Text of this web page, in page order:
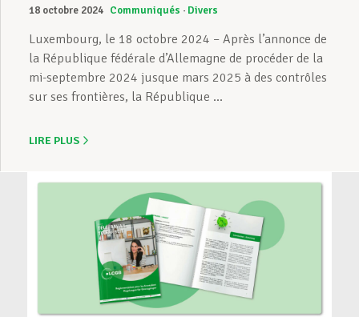
18 octobre 2024 Communiqués Divers
Luxembourg, le 18 octobre 2024 – Après l’annonce de
la République fédérale d’Allemagne de procéder de la
mi-septembre 2024 jusque mars 2025 à des contrôles
sur ses frontières, la République ...
LIRE PLUS